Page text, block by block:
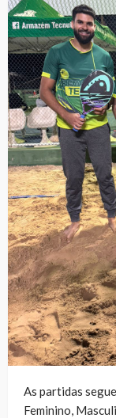
As partidas
Feminino,